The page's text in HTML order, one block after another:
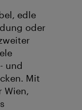
edle
oder
und
Mit
Wien,